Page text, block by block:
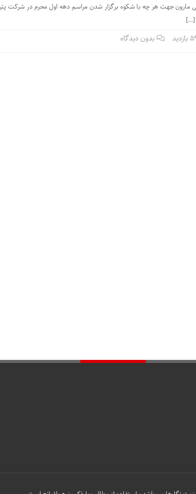
مارون جهت هر چه با شکوه برگزار شدن مراسم دهه اول محرم در شرکت
[…]
بدون دیدگاه